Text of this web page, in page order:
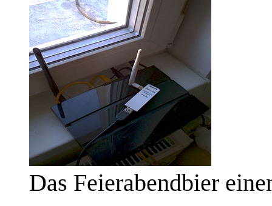
Das Feierabendbier